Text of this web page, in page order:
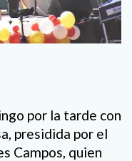
por la tarde con
presidida por el
Campos, quien